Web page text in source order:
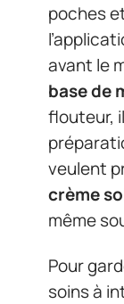
poches
avant le
base de
flouteur,
veulent
crème
même
Pour
soins à